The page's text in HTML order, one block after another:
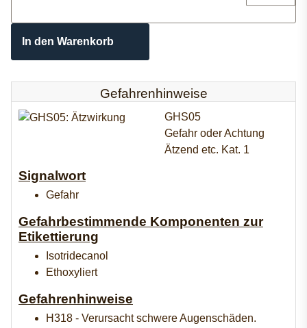
In den Warenkorb
Gefahrenhinweise
GHS05
Gefahr oder Achtung
Ätzend etc. Kat. 1
Signalwort
Gefahr
Gefahrbestimmende Komponenten zur
Etikettierung
Isotridecanol
Ethoxyliert
Gefahrenhinweise
H318 - Verursacht schwere Augenschäden.